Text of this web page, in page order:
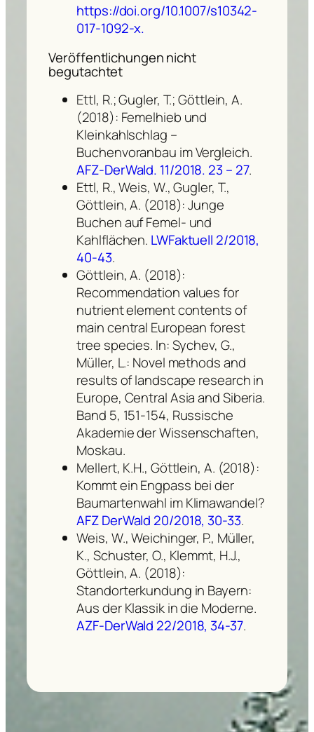
https://doi.org/10.1007/s10342-
017-1092-x.
Veröffentlichungen nicht
begutachtet
Ettl, R.; Gugler, T.; Göttlein, A.
(2018): Femelhieb und
Kleinkahlschlag –
Buchenvoranbau im Vergleich.
AFZ-DerWald. 11/2018. 23 – 27.
Ettl, R., Weis, W., Gugler, T.,
Göttlein, A. (2018): Junge
Buchen auf Femel- und
Kahlflächen. LWFaktuell 2/2018,
40-43.
Göttlein, A. (2018):
Recommendation values for
nutrient element contents of
main central European forest
tree species. In: Sychev, G.,
Müller, L.: Novel methods and
results of landscape research in
Europe, Central Asia and Siberia.
Band 5, 151-154, Russische
Akademie der Wissenschaften,
Moskau.
Mellert, K.H., Göttlein, A. (2018):
Kommt ein Engpass bei der
Baumartenwahl im Klimawandel?
AFZ DerWald 20/2018, 30-33.
Weis, W., Weichinger, P., Müller,
K., Schuster, O., Klemmt, H.J.,
Göttlein, A. (2018):
Standorterkundung in Bayern:
Aus der Klassik in die Moderne.
AZF-DerWald 22/2018, 34-37.